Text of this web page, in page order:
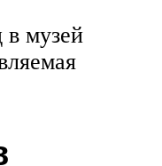
в музей